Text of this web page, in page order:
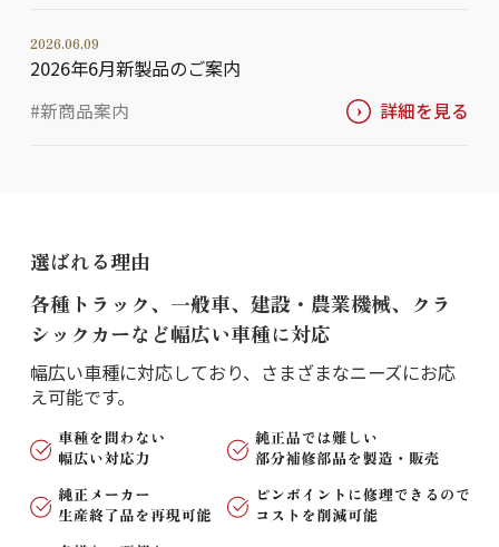
2026.06.09
2026年6月新製品のご案内
#新商品案内 詳細を見る
選ばれる理由
各種トラック、一般車、建設・農業機械、 クラ
シックカーなど幅広い車種に対応
幅広い車種に対応しており、 さまざまなニーズにお応
え可能です。